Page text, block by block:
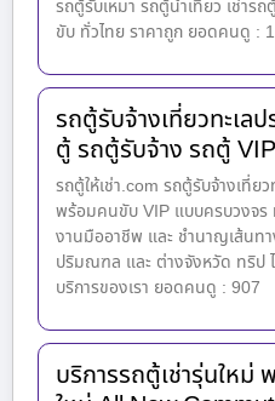
รถตู้รับเหมา รถตู้นำเที่ยว เช่าร
ขับ ทั่วไทย ราคาถูก ยอดคนดู :
รถตู้รับจ้างเที่ยวทะเลป
ตู้ รถตู้รับจ้าง รถตู้
รถตู้ให้เช่า.com รถตู้รับจ้างเที่ยว
พร้อมคนขับ VIP แบบครบวงจร
งานมืออาชีพ และ ชำนาญเส้นท
ปริมณฑล และ ต่างจังหวัด ทริป
บริการของเรา ยอดคนดู : 907
บริการรถตู้เช่ารุ่นใหม่